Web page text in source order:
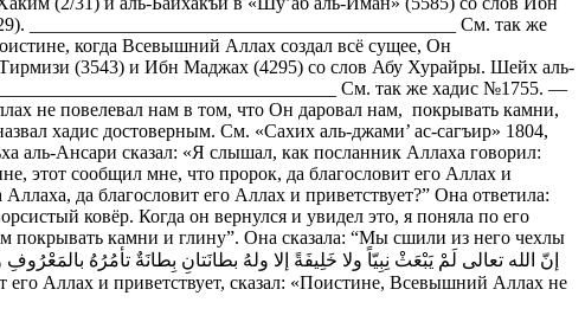
_____________________________________________ См. так же
когда Всевышний Аллах создал всё сущее, Он
(3543) и Ибн Маджах (4295) со слов Абу Хурайры. Шейх аль-
См. так же хадис №1755. —
не повелевал нам в том, что Он даровал нам, покрывать камни,
хадис достоверным. См. «Сахих аль-джами’ ас-сагъир» 1804,
аль-Ансари сказал: «Я слышал, как посланник Аллаха говорил:
этот сообщил мне, что пророк, да благословит его Аллах и
да благословит его Аллах и приветствует?” Она ответила:
ковёр. Когда он вернулся и увидел это, я поняла по его
покрывать камни и глину”. Она сказала: “Мы сшили из него чехлы